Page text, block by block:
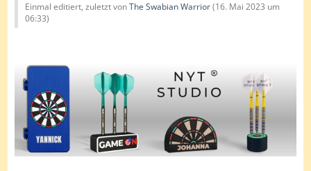
Einmal editiert, zuletzt vonThe Swabian Warrior(16. Mai 2023 um
06:33)